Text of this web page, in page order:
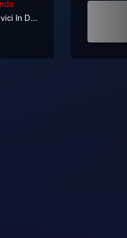
Scrivici In Diretta Su Whatsapp Al 333 12 12 333